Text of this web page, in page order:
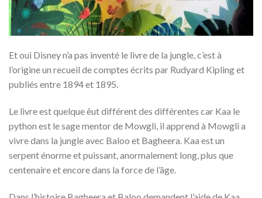
Et oui Disney n’a pas inventé le livre de la jungle, c’est à
l’origine un recueil de comptes écrits par Rudyard Kipling et
publiés entre 1894 et 1895.
Le livre est quelque êut différent des différentes car Kaa le
python est le sage mentor de Mowgli, il apprend à Mowgli a
vivre dans la jungle avec Baloo et Bagheera. Kaa est un
serpent énorme et puissant, anormalement long, plus que
centenaire et encore dans la force de l’âge.